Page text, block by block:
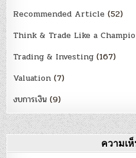
Recommended Article (52)
Think & Trade Like a
Trading & Investing (167)
Valuation (7)
งบการเงิน (9)
ความเ